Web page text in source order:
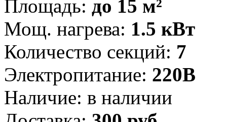
Площадь: до 15 м²
Мощ. нагрева: 1.5 кВт
Количество секций: 7
Электропитание: 220В
Наличие: в наличии